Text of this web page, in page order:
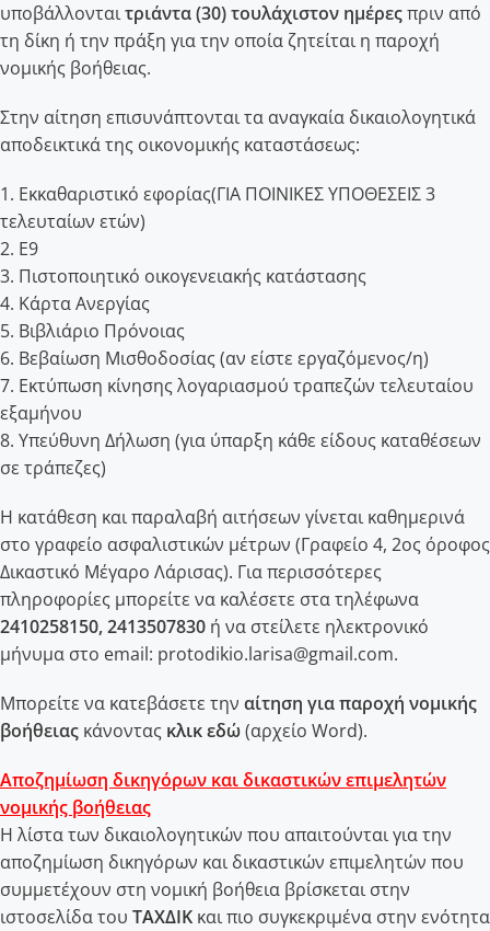
υποβάλλονταιτριάντα (30) τουλάχιστον ημέρεςπριν από
τη δίκη ή την πράξη για την οποία ζητείται η παροχή
νομικής βοήθειας.
Στην αίτηση επισυνάπτονται τα αναγκαία δικαιολογητικά
αποδεικτικά της οικονομικής καταστάσεως:
1. Eκκαθαριστικό εφορίας(ΓΙΑ ΠΟΙΝΙΚΕΣ ΥΠΟΘΕΣΕΙΣ 3
τελευταίων ετών)
2. Ε9
3. Πιστοποιητικό οικογενειακής κατάστασης
4. Κάρτα Ανεργίας
5. Βιβλιάριο Πρόνοιας
6. Βεβαίωση Μισθοδοσίας (αν είστε εργαζόμενος/η)
7. Εκτύπωση κίνησης λογαριασμού τραπεζών τελευταίου
εξαμήνου
8. Υπεύθυνη Δήλωση (για ύπαρξη κάθε είδους καταθέσεων
σε τράπεζες)
Η κατάθεση και παραλαβή αιτήσεων γίνεται καθημερινά
στο γραφείο ασφαλιστικών μέτρων (Γραφείο 4, 2ος όροφος
Δικαστικό Μέγαρο Λάρισας). Για περισσότερες
πληροφορίες μπορείτε να καλέσετε στα τηλέφωνα
2410258150, 2413507830 ή να στείλετε ηλεκτρονικό
μήνυμα στο email: protodikio.larisa@gmail.com.
Μπορείτε να κατεβάσετε την αίτηση για παροχή νομικής
βοήθειας κάνοντας κλικ εδώ(αρχείο Word).
Αποζημίωση δικηγόρων και δικαστικών επιμελητών
νομικής βοήθειας
Η λίστα των δικαιολογητικών που απαιτούνται για την
αποζημίωση δικηγόρων και δικαστικών επιμελητών που
συμμετέχουν στη νομική βοήθεια βρίσκεται στην
ιστοσελίδα του ΤΑΧΔΙΚ και πιο συγκεκριμένα στην ενότητα